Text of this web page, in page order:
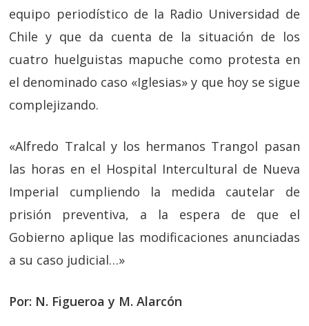
equipo periodístico de la Radio Universidad de
Chile y que da cuenta de la situación de los
cuatro huelguistas mapuche como protesta en
el denominado caso «Iglesias» y que hoy se sigue
complejizando.
«Alfredo Tralcal y los hermanos Trangol pasan
las horas en el Hospital Intercultural de Nueva
Imperial cumpliendo la medida cautelar de
prisión preventiva, a la espera de que el
Gobierno aplique las modificaciones anunciadas
a su caso judicial…»
Por: N. Figueroa y M. Alarcón